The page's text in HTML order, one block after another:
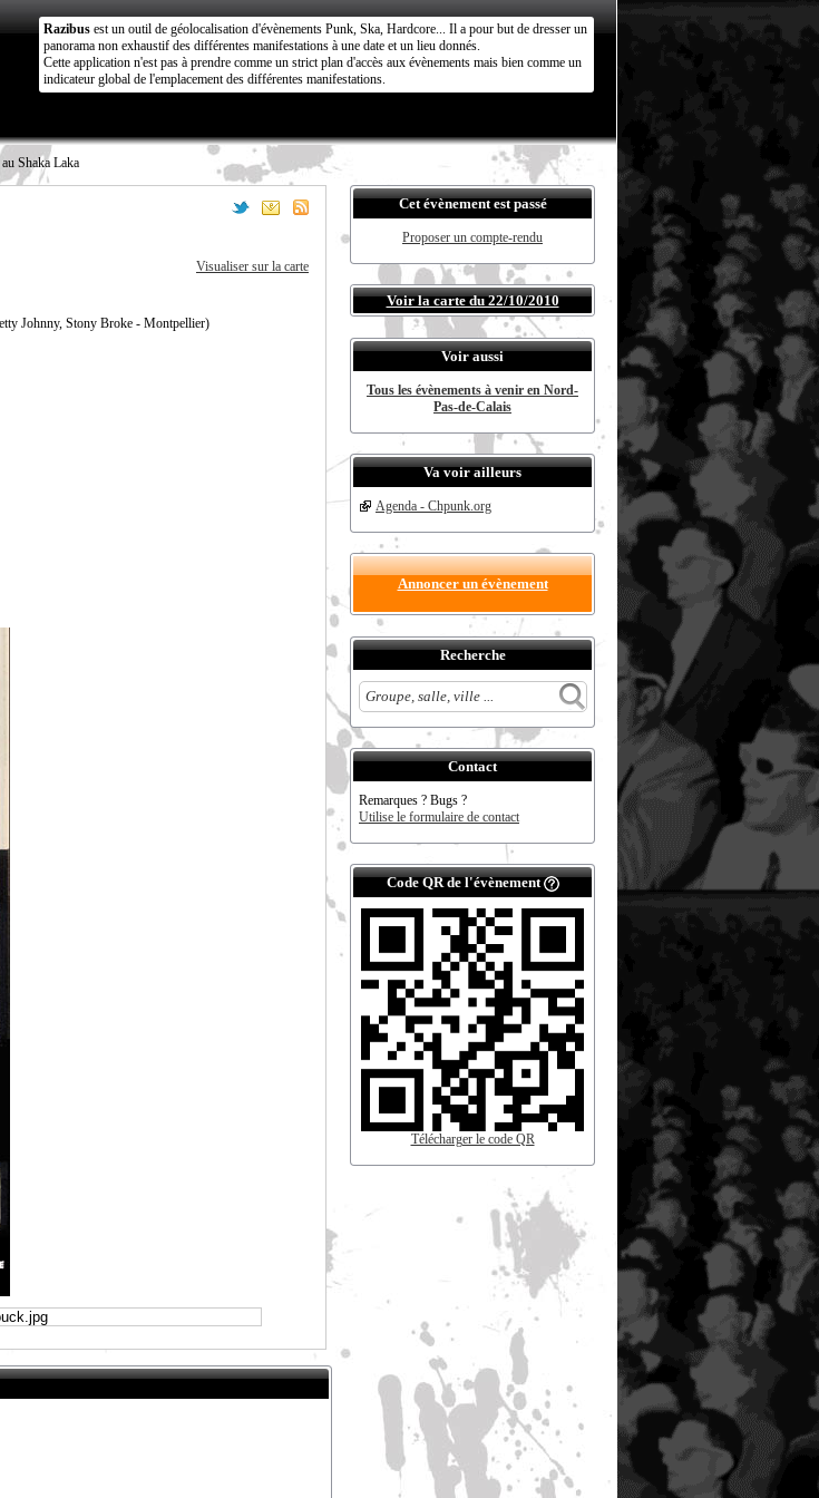
Razibus est un outil de géolocalisation d'évènements Punk, Ska, Hardcore... Il a pour but de dresser un
panorama non exhaustif des différentes manifestations à une date et un lieu donnés.
Cette application n'est pas à prendre comme un strict plan d'accès aux évènements mais bien comme un
indicateur global de l'emplacement des différentes manifestations.
Shaka Laka
Visualiser sur la carte
Johnny, Stony Broke - Montpellier)
Cet évènement est passé
Proposer un compte-rendu
Voir la carte du 22/10/2010
Voir aussi
Tous les évènements à venir en Nord-
Pas-de-Calais
Va voir ailleurs
Agenda - Chpunk.org
Annoncer un évènement
Recherche
Contact
Remarques ? Bugs ?
Utilise le formulaire de contact
Code QR de l'évènement
Télécharger le code QR